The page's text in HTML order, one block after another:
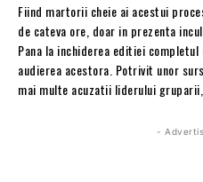
Fiind martorii cheie ai acestui
de cateva ore, doar in prezenta
Pana la inchiderea editiei
audierea acestora. Potrivit unor
mai multe acuzatii liderului gruparii,
-